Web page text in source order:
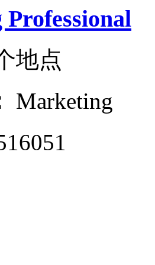
地点
Marketing